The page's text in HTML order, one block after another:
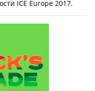
ICE Europe 2017.